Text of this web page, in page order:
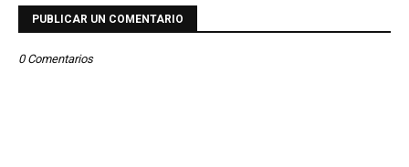
PUBLICAR UN COMENTARIO
0 Comentarios